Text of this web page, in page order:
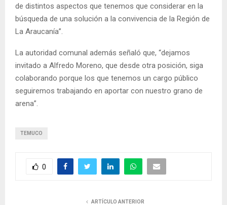
de distintos aspectos que tenemos que considerar en la
búsqueda de una solución a la convivencia de la Región de
La Araucanía”.
La autoridad comunal además señaló que, “dejamos
invitado a Alfredo Moreno, que desde otra posición, siga
colaborando porque los que tenemos un cargo público
seguiremos trabajando en aportar con nuestro grano de
arena”.
TEMUCO
0
ARTÍCULO ANTERIOR